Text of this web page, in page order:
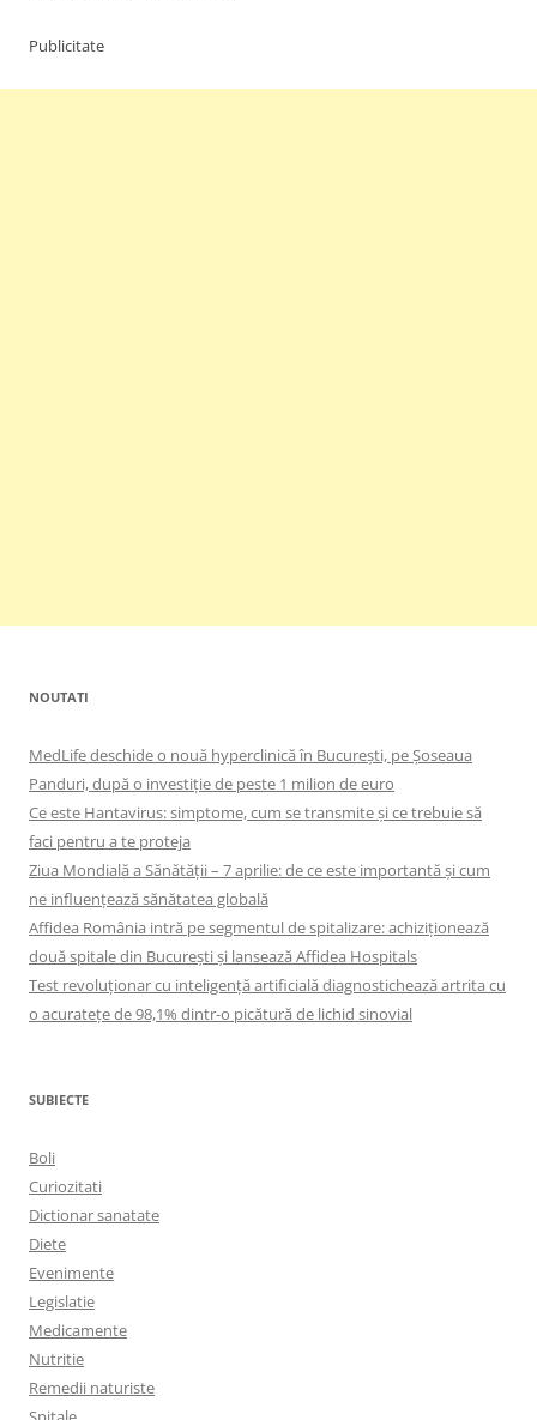
Publicitate
NOUTATI
MedLife deschide o nouă hyperclinică în București, pe Șoseaua
Panduri, după o investiție de peste 1 milion de euro
Ce este Hantavirus: simptome, cum se transmite și ce trebuie să
faci pentru a te proteja
Ziua Mondială a Sănătății – 7 aprilie: de ce este importantă și cum
ne influențează sănătatea globală
Affidea România intră pe segmentul de spitalizare: achiziționează
două spitale din București și lansează Affidea Hospitals
Test revoluționar cu inteligență artificială diagnostichează artrita cu
o acuratețe de 98,1% dintr-o picătură de lichid sinovial
SUBIECTE
Boli
Curiozitati
Dictionar sanatate
Diete
Evenimente
Legislatie
Medicamente
Nutritie
Remedii naturiste